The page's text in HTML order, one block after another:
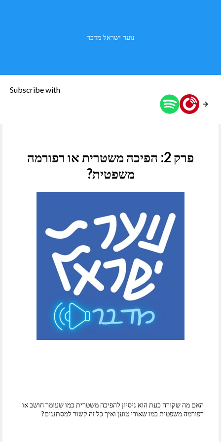
נוער ישראל מדבר
Subscribe with
פרק 2: הפיכה משטרית או רפורמה
משפטית?
האם מה שקורה כעת הוא ניסיון להפיכה משטרית כמו שעומר חושב או
רפורמה משפטית כמו שאורי טוען ואיך כל זה קשור למסתננים?